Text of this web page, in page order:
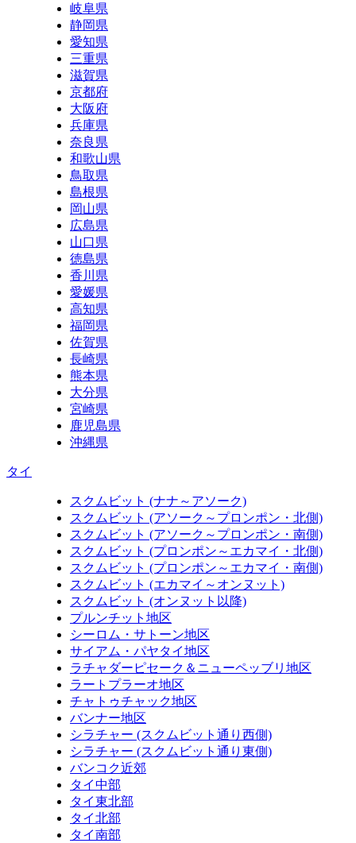
岐阜県
静岡県
愛知県
三重県
滋賀県
京都府
大阪府
兵庫県
奈良県
和歌山県
鳥取県
島根県
岡山県
広島県
山口県
徳島県
香川県
愛媛県
高知県
福岡県
佐賀県
長崎県
熊本県
大分県
宮崎県
鹿児島県
沖縄県
タイ
スクムビット (ナナ～アソーク)
スクムビット (アソーク～プロンポン・北側)
スクムビット (アソーク～プロンポン・南側)
スクムビット (プロンポン～エカマイ・北側)
スクムビット (プロンポン～エカマイ・南側)
スクムビット (エカマイ～オンヌット)
スクムビット (オンヌット以降)
プルンチット地区
シーロム・サトーン地区
サイアム・パヤタイ地区
ラチャダーピセーク＆ニューペッブリ地区
ラートプラーオ地区
チャトゥチャック地区
バンナー地区
シラチャー (スクムビット通り西側)
シラチャー (スクムビット通り東側)
バンコク近郊
タイ中部
タイ東北部
タイ北部
タイ南部